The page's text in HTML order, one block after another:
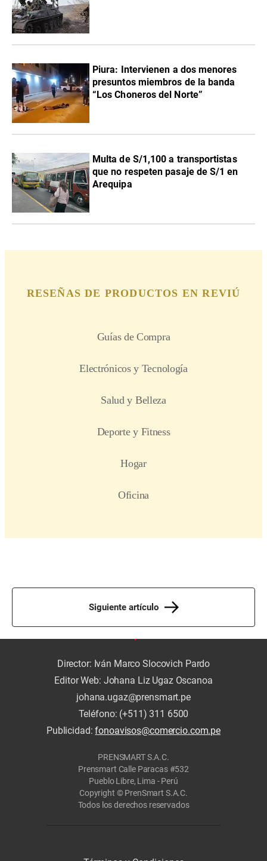
Piura: Intervienen a dos menores
presuntos miembros de la banda
“Los Choneros del Norte”
Multa de S/1,100 a transportistas
que no respeten pasaje de S/1 en
Arequipa
Siguiente artículo
Director: Iván Marco Slocovich Pardo
Editor Web: Johana Liz Ugaz Oscanoa
johana.ugaz@prensmart.pe
Teléfono: (+511) 311 6500
Publicidad:fonoavisos@comercio.com.pe
PRENSMART S.A.C.
Prensmart Calle Paracas #532
Pueblo Libre, Lima - Perú
Copyright © PrenSmart S.A.C.
Todos los derechos reservados